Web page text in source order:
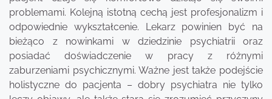
problemami. Kolejną istotną cechą jest profesjonalizm i
odpowiednie wykształcenie. Lekarz powinien być na
bieżąco z nowinkami w dziedzinie psychiatrii oraz
posiadać doświadczenie w pracy z różnymi
zaburzeniami psychicznymi. Ważne jest także podejście
holistyczne do pacjenta – dobry psychiatra nie tylko